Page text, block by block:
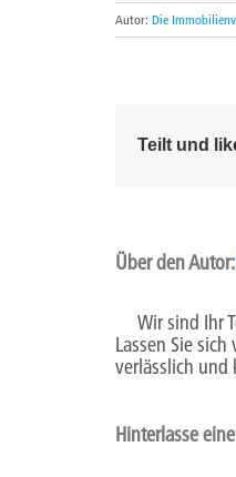
Autor: Die
Teilt und
Über den Autor:
Wir sind Ihr
Lassen Sie
verlässlich und
Hinterlasse